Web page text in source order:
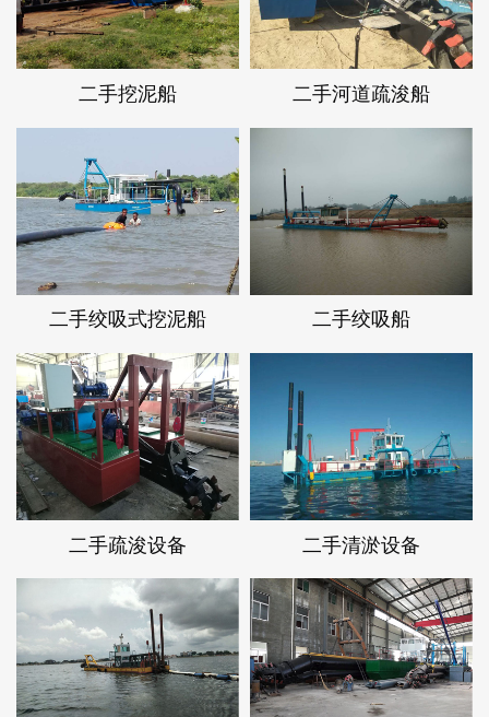
二手挖泥船 二手河道疏浚船
二手绞吸式挖泥船 二手绞吸船
二手疏浚设备 二手清淤设备